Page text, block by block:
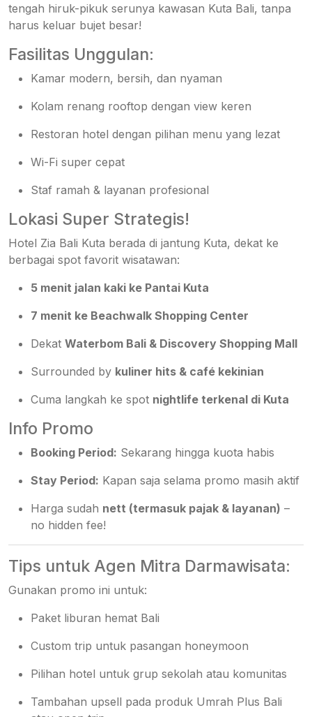
tengah hiruk-pikuk serunya kawasan Kuta Bali, tanpa
harus keluar bujet besar!
Fasilitas Unggulan:
Kamar modern, bersih, dan nyaman
Kolam renang rooftop dengan view keren
Restoran hotel dengan pilihan menu yang lezat
Wi-Fi super cepat
Staf ramah & layanan profesional
Lokasi Super Strategis!
Hotel Zia Bali Kuta berada di jantung Kuta, dekat ke
berbagai spot favorit wisatawan:
5 menit jalan kaki ke Pantai Kuta
7 menit ke Beachwalk Shopping Center
Dekat Waterbom Bali & Discovery Shopping Mall
Surrounded by kuliner hits & café kekinian
Cuma langkah ke spot nightlife terkenal di Kuta
Info Promo
Booking Period: Sekarang hingga kuota habis
Stay Period: Kapan saja selama promo masih aktif
Harga sudah nett (termasuk pajak & layanan) –
no hidden fee!
Tips untuk Agen Mitra Darmawisata:
Gunakan promo ini untuk:
Paket liburan hemat Bali
Custom trip untuk pasangan honeymoon
Pilihan hotel untuk grup sekolah atau komunitas
Tambahan upsell pada produk Umrah Plus Bali